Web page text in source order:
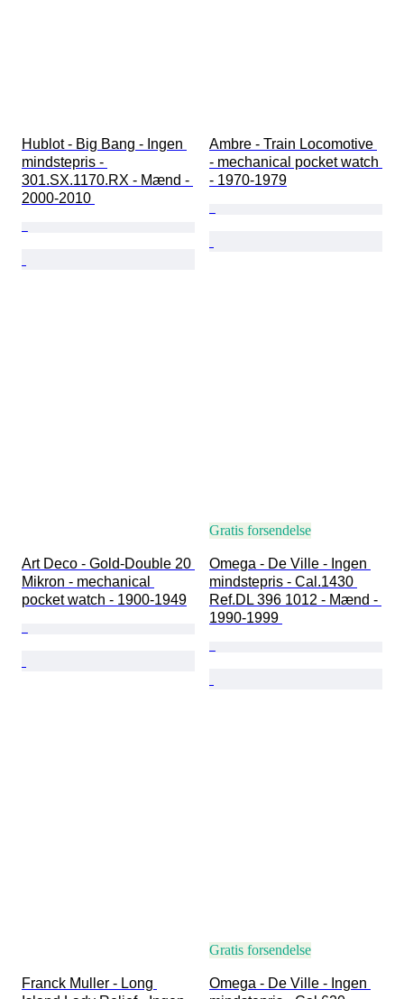
Hublot - Big Bang - Ingen
mindstepris -
301.SX.1170.RX - Mænd -
2000-2010
Ambre - Train Locomotive
- mechanical pocket watch
- 1970-1979
Art Deco - Gold-Double 20
Mikron - mechanical
pocket watch - 1900-1949
Gratis forsendelse
Omega - De Ville - Ingen
mindstepris - Cal.1430
Ref.DL 396 1012 - Mænd -
1990-1999
Franck Muller - Long
Gratis forsendelse
Omega - De Ville - Ingen